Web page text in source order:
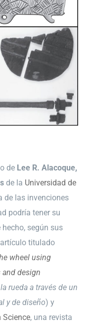
de Lee R. Alacoque,
de la Universidad de
de las invenciones
podría tener su
según sus
titulado
wheel using
design
rueda a través de un
y de diseño) y
Science, una revista